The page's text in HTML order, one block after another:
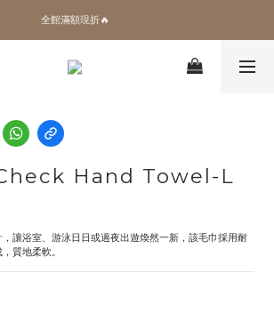
✨加入會員 即領100購物金🎫
全館滿額現折🔥
加拿大Umbra．買千送百🎫
Hand Towel-L
讓浴室、游泳日日或過夜出遊煥然一新，該毛巾採用耐
質地柔軟。